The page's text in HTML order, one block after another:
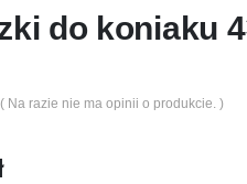
do koniaku
( Na razie nie ma opinii o produkcie. )